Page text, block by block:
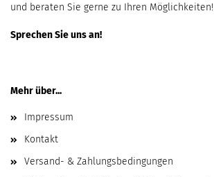
und beraten Sie gerne zu Ihren Möglichkeiten!
Sprechen Sie uns an!
Mehr über...
Impressum
Kontakt
Versand- & Zahlungsbedingungen